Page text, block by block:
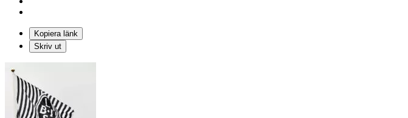
Kopiera länk
Skriv ut